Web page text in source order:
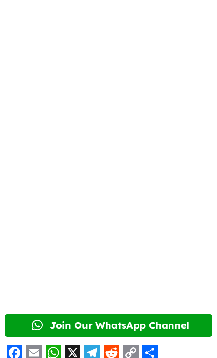
Join Our WhatsApp Channel